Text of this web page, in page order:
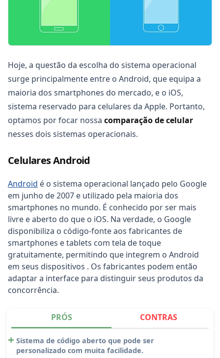
Hoje, a questão da escolha do sistema operacional
surge principalmente entre o Android, que equipa a
maioria dos smartphones do mercado, e o iOS,
sistema reservado para celulares da Apple. Portanto,
optamos por focar nossa comparação de celular
nesses dois sistemas operacionais.
Celulares Android
Android é o sistema operacional lançado pelo Google
em junho de 2007 e utilizado pela maioria dos
smartphones no mundo. É conhecido por ser mais
livre e aberto do que o iOS. Na verdade, o Google
disponibiliza o código-fonte aos fabricantes de
smartphones e tablets com tela de toque
gratuitamente, permitindo que integrem o Android
em seus dispositivos . Os fabricantes podem então
adaptar a interface para distinguir seus produtos da
concorrência.
PRÓS
Sistema de código aberto que pode ser
personalizado com muita facilidade.
CONTRAS